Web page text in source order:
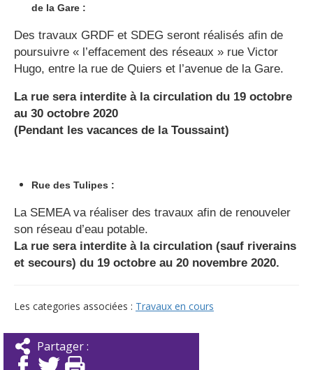
de la Gare :
Des travaux GRDF et SDEG seront réalisés afin de
poursuivre « l’effacement des réseaux » rue Victor
Hugo, entre la rue de Quiers et l’avenue de la Gare.
La rue sera interdite à la circulation du 19 octobre
au 30 octobre 2020
(Pendant les vacances de la Toussaint)
Rue des Tulipes :
La SEMEA va réaliser des travaux afin de renouveler
son réseau d’eau potable.
La rue sera interdite à la circulation (sauf riverains
et secours) du 19 octobre au 20 novembre 2020.
Les categories associées : Travaux en cours
Partager :